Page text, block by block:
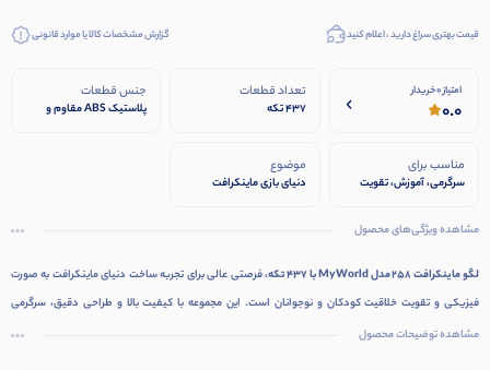
قیمت بهتری سراغ دارید ، اعلام کنید گزارش مشخصات کالا یا موارد قانونی
امتیاز 0 خریدار
0.0
تعداد قطعات
۴۳۷ تکه
جنس قطعات
پلاستیک ABS مقاوم و
مناسب برای
سرگرمی، آموزش، تقویت
فکری و حرکتی
موضوع
دنیای بازی ماینکرافت
مشاهده ویژگی‌های محصول
لگو ماینکرافت 258 مدل My World با 437 تکه
، فرصتی عالی برای تجربه ساخت دنیای ماینکرافت به صورت
فیزیکی و تقویت خلاقیت کودکان و نوجوانان است. این مجموعه با کیفیت بالا و طراحی دقیق، سرگرمی
آموزشی و تعاملی بی‌نظیری را ارائه می‌دهد.
مشاهده توضیحات محصول